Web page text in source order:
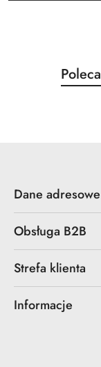
Pomiń
o
Dane adresowe
Obsługa B2B
Strefa klienta
Informacje